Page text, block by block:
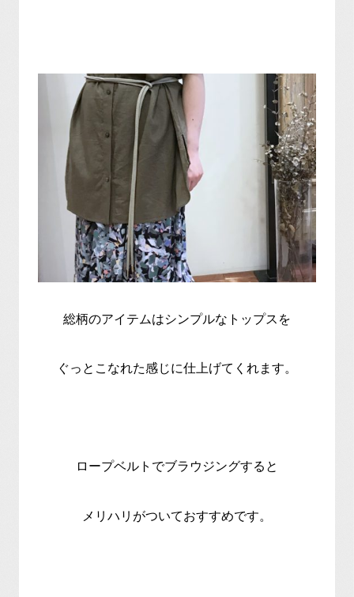
総柄のアイテムはシンプルなトップスを
ぐっとこなれた感じに仕上げてくれます。
ロープベルトでブラウジングすると
メリハリがついておすすめです。